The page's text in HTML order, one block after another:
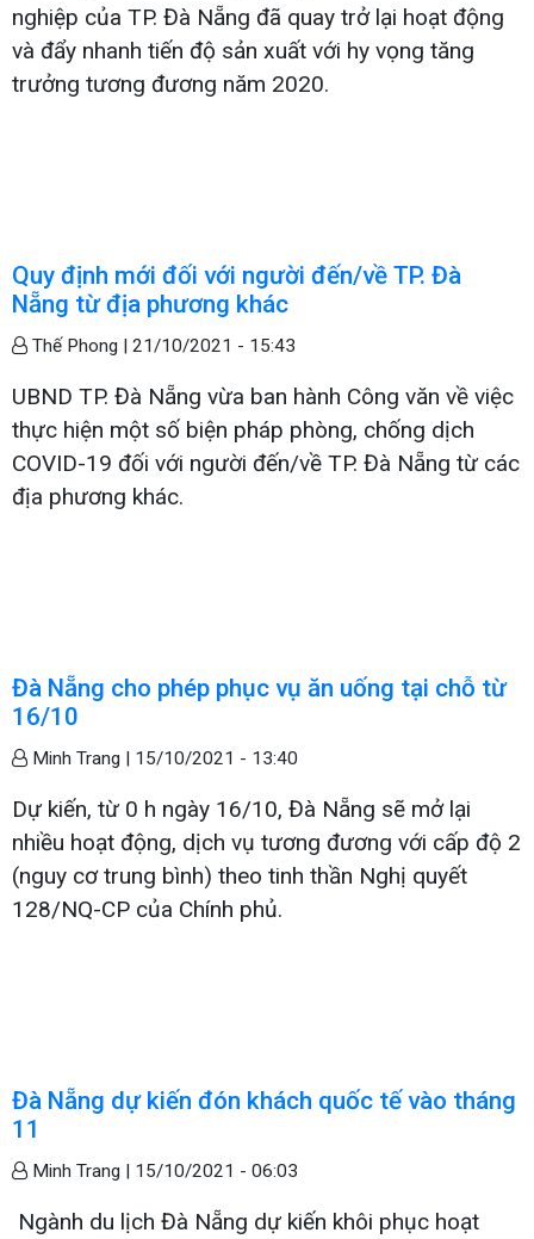
nghiệp của TP. Đà Nẵng đã quay trở lại hoạt động
và đẩy nhanh tiến độ sản xuất với hy vọng tăng
trưởng tương đương năm 2020.
Quy định mới đối với người đến/về TP. Đà
Nẵng từ địa phương khác
Thế Phong | 21/10/2021 - 15:43
UBND TP. Đà Nẵng vừa ban hành Công văn về việc
thực hiện một số biện pháp phòng, chống dịch
COVID-19 đối với người đến/về TP. Đà Nẵng từ các
địa phương khác.
Đà Nẵng cho phép phục vụ ăn uống tại chỗ từ
16/10
Minh Trang | 15/10/2021 - 13:40
Dự kiến, từ 0 h ngày 16/10, Đà Nẵng sẽ mở lại
nhiều hoạt động, dịch vụ tương đương với cấp độ 2
(nguy cơ trung bình) theo tinh thần Nghị quyết
128/NQ-CP của Chính phủ.
Đà Nẵng dự kiến đón khách quốc tế vào tháng
11
Minh Trang | 15/10/2021 - 06:03
Ngành du lịch Đà Nẵng dự kiến khôi phục hoạt